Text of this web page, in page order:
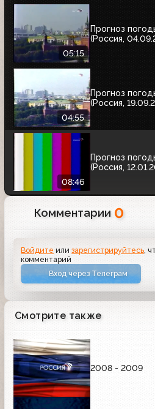
05:15
Прогноз
(Россия,
04:55
Прогноз
(Россия,
08:46
Прогноз
(Россия,
Комментарии 0
Войдите илизарегистрируйтесь,
комментарий
Вход через Телеграм
Смотрите также
2008 - 2009